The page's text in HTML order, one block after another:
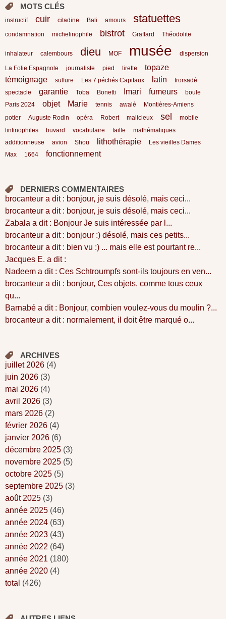
MOTS CLÉS
instructif cuir citadine Bali amours statuettes
condamnation michelinophile bistrot Graffard Théodolite
inhalateur calembours dieu MOF musée dispersion
La Folie Espagnole journaliste pied tirette
topaze
témoignage
sulfure Les 7 péchés Capitaux latin
trorsadé
spectacle
garantie Toba Bonetti Imari fumeurs
boule
Paris 2024
objet Marie tennis awalé
Montières-Amiens
potier
Auguste Rodin opéra Robert malicieux sel
mobile
tintinophiles
buvard vocabulaire taille
mathématiques
additionneuse
avion Shou lithothérapie
Les vieilles Dames
Max
1664 fonctionnement
DERNIERS COMMENTAIRES
brocanteur a dit : bonjour, je suis désolé, mais ceci...
brocanteur a dit : bonjour, je suis désolé, mais ceci...
Zabala a dit : Bonjour Je suis intéressée par l...
brocanteur a dit : bonjour :) désolé, mais ces petits...
brocanteur a dit : bien vu :) ... mais elle est pourtant re...
Jacques E. a dit :
Nadeem a dit : Ces Schtroumpfs sont-ils toujours en ven...
brocanteur a dit : bonjour, Ces objets, comme tous ceux
qu...
Barnabé a dit : Bonjour, combien voulez-vous du moulin ?...
brocanteur a dit : normalement, il doit être marqué o...
ARCHIVES
juillet 2026 (4)
juin 2026 (3)
mai 2026 (4)
avril 2026 (3)
mars 2026 (2)
février 2026 (4)
janvier 2026 (6)
décembre 2025 (3)
novembre 2025 (5)
octobre 2025 (5)
septembre 2025 (3)
août 2025 (3)
année 2025 (46)
année 2024 (63)
année 2023 (43)
année 2022 (64)
année 2021 (180)
année 2020 (4)
total (426)